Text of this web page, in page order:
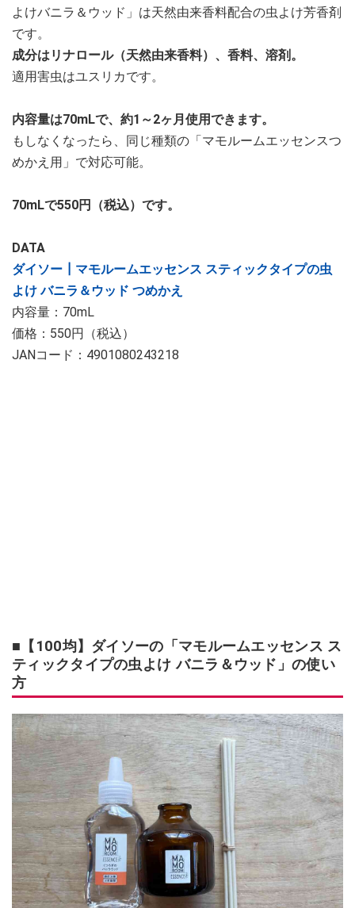
よけバニラ＆ウッド」は天然由来香料配合の虫よけ芳香剤
です。
成分はリナロール（天然由来香料）、香料、溶剤。
適用害虫はユスリカです。
内容量は70mLで、約1～2ヶ月使用できます。
もしなくなったら、同じ種類の「マモルームエッセンスつ
めかえ用」で対応可能。
70mLで550円（税込）です。
DATA
ダイソー┃マモルームエッセンス スティックタイプの虫
よけ バニラ＆ウッド つめかえ
内容量：70mL
価格：550円（税込）
JANコード：4901080243218
■【100均】ダイソーの「マモルームエッセンス ス
ティックタイプの虫よけ バニラ＆ウッド」の使い
方